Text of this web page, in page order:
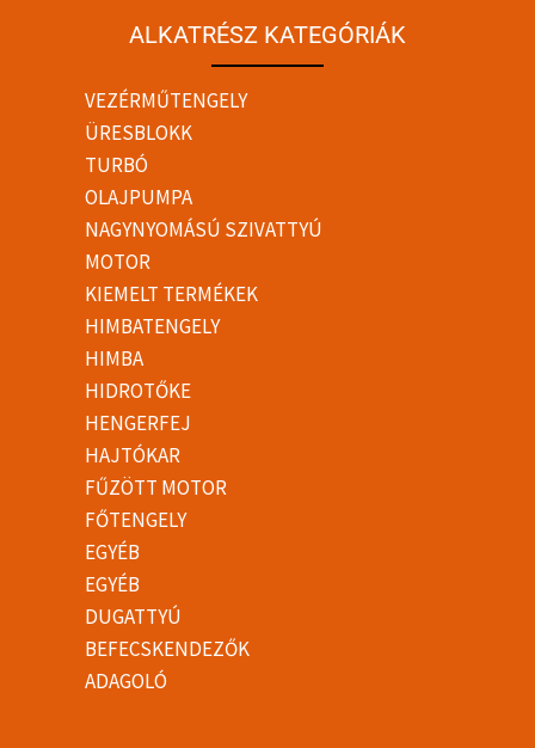
ALKATRÉSZ KATEGÓRIÁK
VEZÉRMŰTENGELY
ÜRESBLOKK
TURBÓ
OLAJPUMPA
NAGYNYOMÁSÚ SZIVATTYÚ
MOTOR
KIEMELT TERMÉKEK
HIMBATENGELY
HIMBA
HIDROTŐKE
HENGERFEJ
HAJTÓKAR
FŰZÖTT MOTOR
FŐTENGELY
EGYÉB
EGYÉB
DUGATTYÚ
BEFECSKENDEZŐK
ADAGOLÓ